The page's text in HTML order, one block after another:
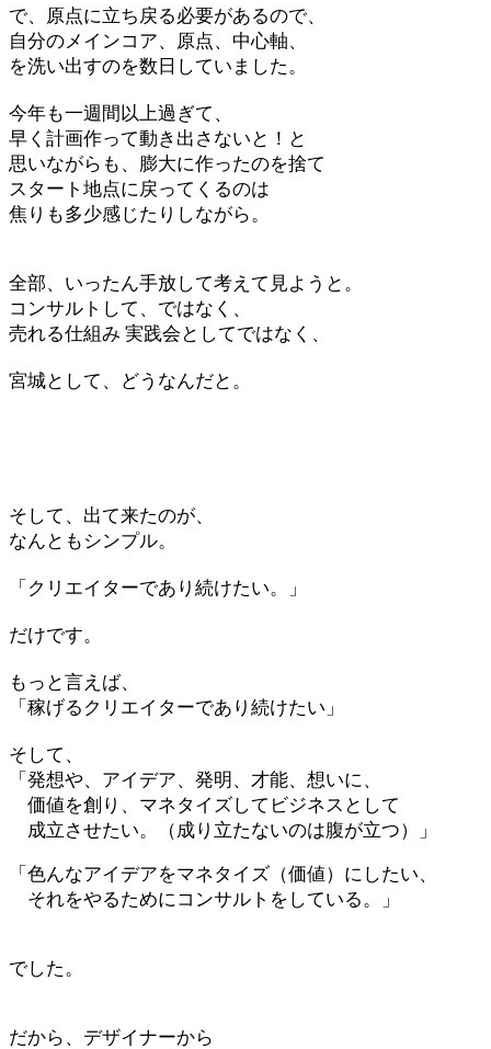
で、原点に立ち戻る必要があるので、
自分のメインコア、原点、中心軸、
を洗い出すのを数日していました。
今年も一週間以上過ぎて、
早く計画作って動き出さないと！と
思いながらも、膨大に作ったのを捨て
スタート地点に戻ってくるのは
焦りも多少感じたりしながら。
全部、いったん手放して考えて見ようと。
コンサルトして、ではなく、
売れる仕組み 実践会としてではなく、
宮城として、どうなんだと。
そして、出て来たのが、
なんともシンプル。
「クリエイターであり続けたい。」
だけです。
もっと言えば、
「稼げるクリエイターであり続けたい」
そして、
「発想や、アイデア、発明、才能、想いに、
価値を創り、マネタイズしてビジネスとして
成立させたい。（成り立たないのは腹が立つ）」
「色んなアイデアをマネタイズ（価値）にしたい、
それをやるためにコンサルトをしている。」
でした。
だから、デザイナーから